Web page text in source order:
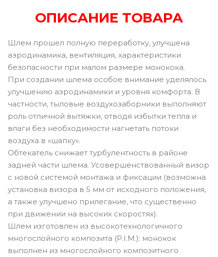
ОПИСАНИЕ ТОВАРА
Шлем прошел полную переработку, улучшена
аэродинамика, вентиляция, характеристики
безопасности при малом размере монокока.
При создании шлема особое внимание уделялось
улучшению аэродинамики и уровня комфорта. В
частности, тыловые воздухозаборники выполняют
роль отличной вытяжки, отводя избытки тепла и
влаги без необходимости нагнетать потоки
воздуха в «шапку».
Обтекатель снижает турбулентность в районе
задней части шлема. Усовершенствованный визор
с новой системой монтажа и фиксации (возможна
установка визора в 5 мм от исходного положения,
а также улучшено прилегание, что существенно
при движении на высоких скоростях).
Шлем изготовлен из высокотехнологичного
многослойного композита (P.I.M.): монокок
выполнен из многослойного композитного